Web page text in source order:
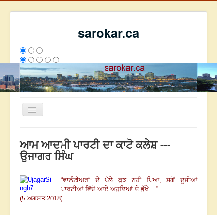
sarokar.ca
Toggle
ਰਚਨਾਵਾਂ
ਸੰਪਰਕ
We have 124 guests and no members online
ਆਮ ਆਦਮੀ ਪਾਰਟੀ ਦਾ ਕਾਟੋ ਕਲੇਸ਼ ---
ਉਜਾਗਰ ਸਿੰਘ
“ਵਾਲੰਟੀਅਰਾਂ ਦੇ ਪੱਲੇ ਕੁਝ ਨਹੀਂ ਪਿਆ, ਸਗੋਂ ਦੂਜੀਆਂ
ਪਾਰਟੀਆਂ ਵਿੱਚੋਂ ਆਏ ਅਹੁਦਿਆਂ ਦੇ ਭੁੱਖੇ ...”
(5 ਅਗਸਤ 2018)